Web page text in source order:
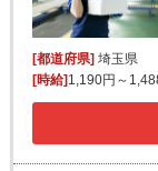
[都道府県] 埼玉県
[時給] 1,190円～